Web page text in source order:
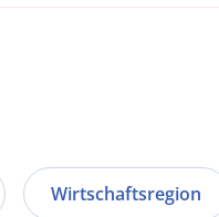
Wirtschaftsregion